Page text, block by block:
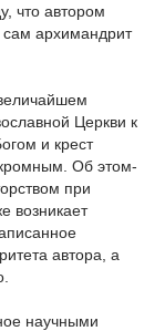
что автором
сам архимандрит
Церкви к
и крест
Об этом-
при
возникает
автора, а
научными